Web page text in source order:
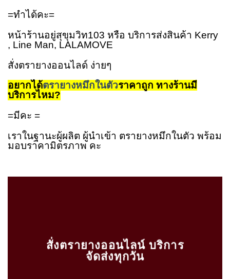
=ทำได้คะ=
หน้าร้านอยู่สุขุมวิท103 หรือ บริการส่งสินค้า Kerry
, Line Man, LALAMOVE
สั่งตรายางออนไลด์ ง่ายๆ
อยากได้ตรายางหมึกในตัวราคาถูก ทางร้านมี
บริการไหม?
=มีคะ =
เราในฐานะผู้ผลิต ผู้นำเข้า ตรายางหมึกในตัว พร้อม
มอบราคามิตรภาพ คะ
สั่งตรายางออนไลน์ บริการ
จัดส่งทุกวัน